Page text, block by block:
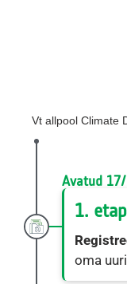
Vt allpool Climate
Avatud
1.
oma